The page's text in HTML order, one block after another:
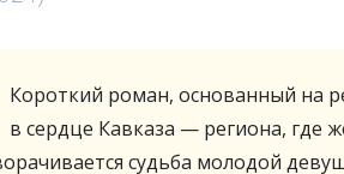
Короткий роман, основанный на
в сердце Кавказа — региона, где
судьба молодой